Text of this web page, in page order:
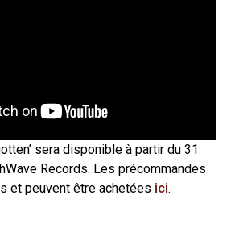
sera disponible à partir du 31
Records. Les précommandes
et peuvent être achetées ici.